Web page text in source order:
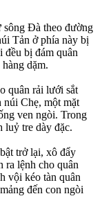
sông Đà theo đường
Tản ở phía này bị
đều bị đám quân
dặm.
quân rải lưới sắt
Chẹ, một mặt
ven ngòi. Trong
luỷ tre dày đặc.
trở lại, xô đẩy
ra lệnh cho quân
vội kéo tàn quân
đến con ngòi